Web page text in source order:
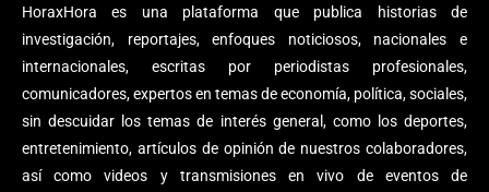
HoraxHora es una plataforma que publica historias de
investigación, reportajes, enfoques noticiosos, nacionales e
internacionales, escritas por periodistas profesionales,
comunicadores, expertos en temas de economía, política, sociales,
sin descuidar los temas de interés general, como los deportes,
entretenimiento, artículos de opinión de nuestros colaboradores,
así como videos y transmisiones en vivo de eventos de